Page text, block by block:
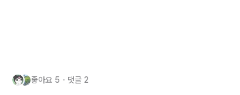
성과에 따른 토탈 급
좋아요 5 ・ 댓글 2